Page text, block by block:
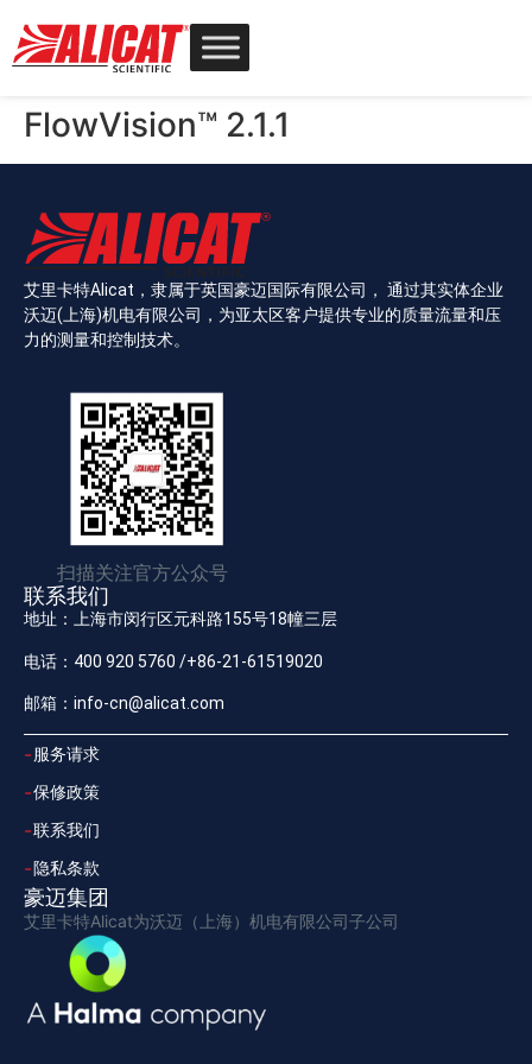
FlowVision™ 2.1.1
艾里卡特Alicat，隶属于英国豪迈国际有限公司， 通过其实体企业
沃迈(上海)机电有限公司，为亚太区客户提供专业的质量流量和压
力的测量和控制技术。
扫描关注官方公众号
联系我们
地址：上海市闵行区元科路155号18幢三层
电话：400 920 5760 /+86-21-61519020
邮箱：info-cn@alicat.com
服务请求
保修政策
联系我们
隐私条款
豪迈集团
艾里卡特Alicat为沃迈（上海）机电有限公司子公司